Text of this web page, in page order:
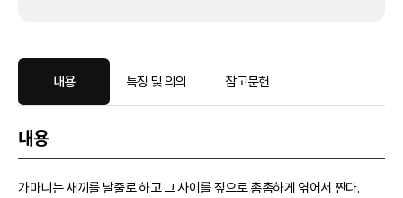
내용 특징 및 의의 참고문헌
내용
가마니는 새끼를 날줄로 하고 그 사이를 짚으로 촘촘하게 엮어서 짠다.